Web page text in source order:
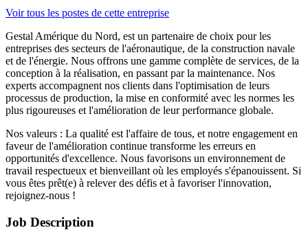
Voir tous les postes de cette entreprise
Gestal Amérique du Nord, est un partenaire de choix pour les
entreprises des secteurs de l'aéronautique, de la construction navale
et de l'énergie. Nous offrons une gamme complète de services, de la
conception à la réalisation, en passant par la maintenance. Nos
experts accompagnent nos clients dans l'optimisation de leurs
processus de production, la mise en conformité avec les normes les
plus rigoureuses et l'amélioration de leur performance globale.
Nos valeurs : La qualité est l'affaire de tous, et notre engagement en
faveur de l'amélioration continue transforme les erreurs en
opportunités d'excellence. Nous favorisons un environnement de
travail respectueux et bienveillant où les employés s'épanouissent. Si
vous êtes prêt(e) à relever des défis et à favoriser l'innovation,
rejoignez-nous !
Job Description